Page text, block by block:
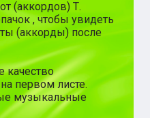
(аккордов) Т.
, чтобы увидеть
(аккорды) после
качество
первом листе.
музыкальные